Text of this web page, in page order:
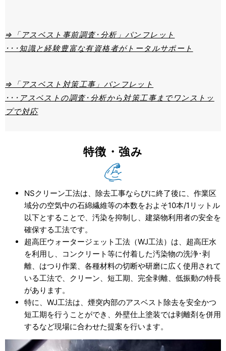
⇒「アスベスト事前調査･分析」パンフレット
･･･知識と経験豊富な有資格者がトータルサポート
⇒「アスベスト対策工事」パンフレット
･･･アスベストの調査･分析から対策工事までワンストッ
プで対応
特徴・強み
NSクリーン工法は、除去⼯事ならびに終了後に、作業区
域分の空気中の⽯綿繊維等の本数をおよそ10本/1リットル
以下とすることで、汚染を抑制し、建築物利用者の安全を
確保する工法です。
超高圧ウォータージェット工法（WJ工法）は、超高圧水
を利用し、コンクリート等に付着した汚染物の洗浄･剥
離、はつり作業、各種材料の切断や研磨に広く使用されて
いる工法で、クリーン、短工期、完全剥離、低振動の特長
があります。
特に、WJ工法は、煙突内部のアスベスト除去を安全かつ
短工期を行うことができ、外壁仕上塗装では剥離剤を併用
するなど現場に合わせた提案を行います。